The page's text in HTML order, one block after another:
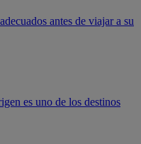
antes de viajar a su
es uno de los destinos